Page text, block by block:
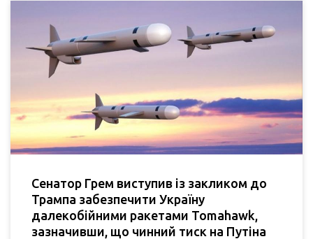
Сенатор Грем виступив із закликом до
Трампа забезпечити Україну
далекобійними ракетами Tomahawk,
зазначивши, що чинний тиск на Путіна